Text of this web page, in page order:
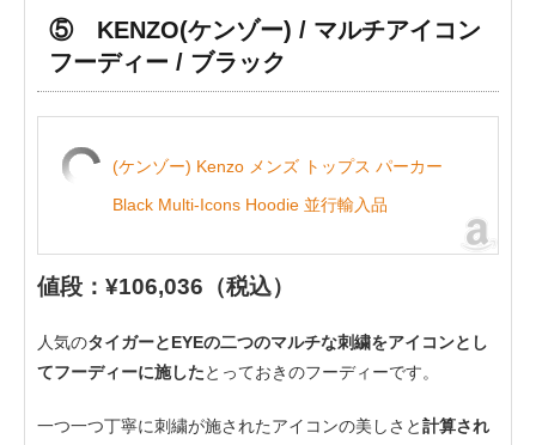
⑤ KENZO(ケンゾー) / マルチアイコン
フーディー / ブラック
(ケンゾー) Kenzo メンズ トップス パーカー
Black Multi-Icons Hoodie 並行輸入品
値段：¥106,036（税込）
人気のタイガーとEYEの二つのマルチな刺繍をアイコンとし
てフーディーに施したとっておきのフーディーです。
一つ一つ丁寧に刺繍が施されたアイコンの美しさと計算され